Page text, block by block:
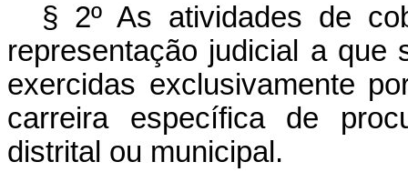
§ 2º As atividades de
representação judicial a
exercidas exclusivamente
carreira específica de
distrital ou municipal.